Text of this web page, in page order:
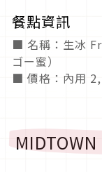
餐點資訊
■ 名稱：生冰
ゴー蜜）
■ 價格：內用